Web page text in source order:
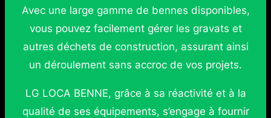
Avec une large gamme de bennes disponibles,
vous pouvez facilement gérer les gravats et
autres déchets de construction, assurant ainsi
un déroulement sans accroc de vos projets.
LG LOCA BENNE, grâce à sa réactivité et à la
qualité de ses équipements, s’engage à fournir